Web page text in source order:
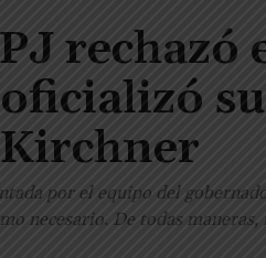
rechazó
por el equipo del
necesario. De todas